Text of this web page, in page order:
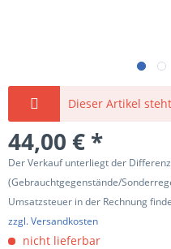
Dieser Artikel
44,00 € *
Der Verkauf unterliegt der
(Gebrauchtgegenstände/
Umsatzsteuer in der Rechnung
zzgl. Versandkosten
nicht lieferbar